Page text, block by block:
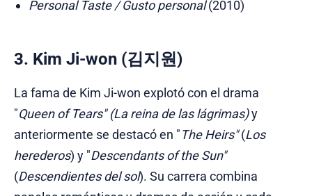
Personal Taste / Gusto personal(2010)
3. Kim Ji-won (김지원)
La fama de Kim Ji-won explotó con el drama
"Queen of Tears" (La reina de las lágrimas)y
anteriormente se destacó en "The Heirs"(Los
herederos) y "Descendants of the Sun"
(Descendientes del sol). Su carrera combina